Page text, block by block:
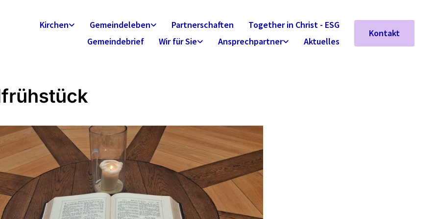
Kirchen Gemeindeleben Partnerschaften
Together in Christ - ESG
Gemeindebrief
Wir für Sie Ansprechpartner Aktuelles
Kontakt